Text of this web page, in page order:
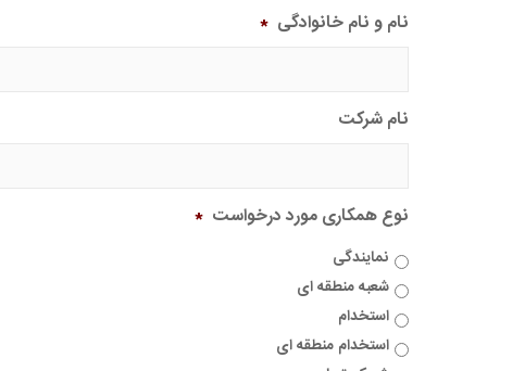
نام و نام خانوادگی *
نام شرکت
نوع همکاری مورد درخواست *
نمایندگی
شعبه منطقه ای
استخدام
استخدام منطقه ای